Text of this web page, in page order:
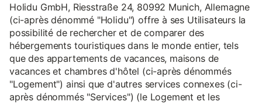
Holidu GmbH, Riesstraße 24, 80992 Munich, Allemagne
(ci-après dénommé "Holidu") offre à ses Utilisateurs la
possibilité de rechercher et de comparer des
hébergements touristiques dans le monde entier, tels
que des appartements de vacances, maisons de
vacances et chambres d'hôtel (ci-après dénommés
"Logement") ainsi que d'autres services connexes (ci-
après dénommés "Services") (le Logement et les